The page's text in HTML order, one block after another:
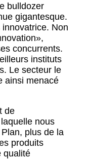
bulldozer
gigantesque.
innovatrice. Non
concurrents.
instituts
Le secteur le
ainsi menacé
de
nous
plus de la
produits
qualité